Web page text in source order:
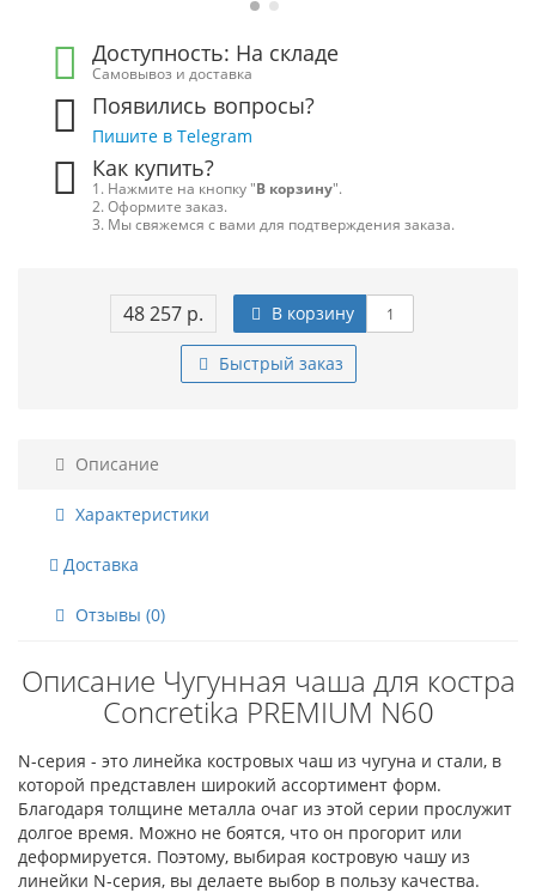
Доступность: На складе
Самовывоз и доставка
Появились вопросы?
Пишите в Telegram
Как купить?
1. Нажмите на кнопку "В корзину".
2. Оформите заказ.
3. Мы свяжемся с вами для подтверждения заказа.
48 257 р. В корзину
Быстрый заказ
Описание
Характеристики
Доставка
Отзывы (0)
Описание Чугунная чаша для костра
Concretika PREMIUM N60
N-серия - это линейка костровых чаш из чугуна и стали, в
которой представлен широкий ассортимент форм.
Благодаря толщине металла очаг из этой серии прослужит
долгое время. Можно не боятся, что он прогорит или
деформируется. Поэтому, выбирая костровую чашу из
линейки N-серия, вы делаете выбор в пользу качества.